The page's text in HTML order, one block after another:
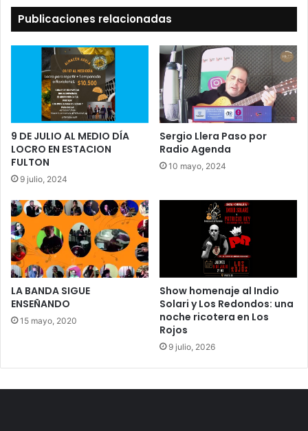
Publicaciones relacionadas
9 DE JULIO AL MEDIO DÍA
LOCRO EN ESTACION
FULTON
9 julio, 2024
Sergio Llera Paso por
Radio Agenda
10 mayo, 2024
LA BANDA SIGUE
ENSEÑANDO
15 mayo, 2020
Show homenaje al Indio
Solari y Los Redondos: una
noche ricotera en Los
Rojos
9 julio, 2026